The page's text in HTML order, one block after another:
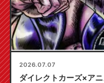
2026.07.07
ダイレクトカーズ×ア